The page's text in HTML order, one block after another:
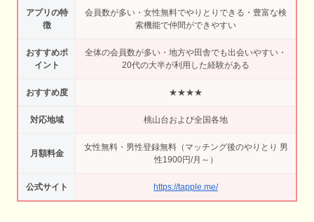
アプリの特
徴
会員数が多い・女性無料でやりとりできる・豊富な検
索機能で仲間ができやすい
おすすめポ
イント
全体の会員数が多い・地方や田舎でも出会いやすい・
20代の大半が利用した経験がある
おすすめ度 ★★★★
対応地域 桃山台および全国各地
月額料金
女性無料・男性登録無料（マッチング後のやりとり 男
性1900円/月～）
公式サイト https://tapple.me/